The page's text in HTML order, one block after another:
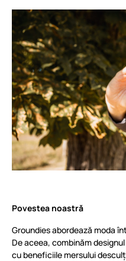
Povestea noastră
Groundies abordează moda
De aceea, combinăm
cu beneficiile mersului